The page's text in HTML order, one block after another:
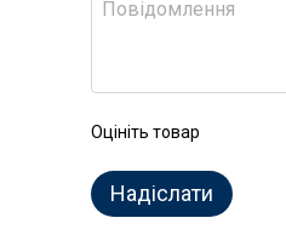
Оцініть товар
Надіслати